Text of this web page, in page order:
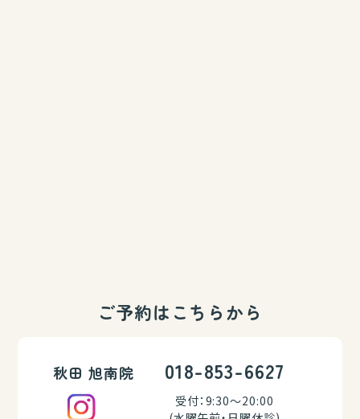
ご予約はこちらから
秋田 旭南院 018-853-6627
受付：9:30～20:00